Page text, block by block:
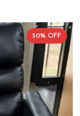
50% OFF